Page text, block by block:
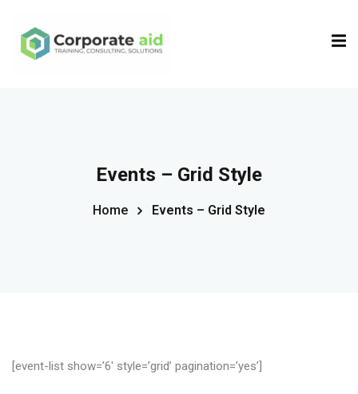
Events – Grid Style
Home Events – Grid Style
[event-list show=’6′ style=’grid’ pagination=’yes’]
Sign in